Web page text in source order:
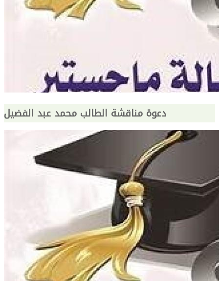
دعوة مناقشة الطالب محمد عبد الفضيل